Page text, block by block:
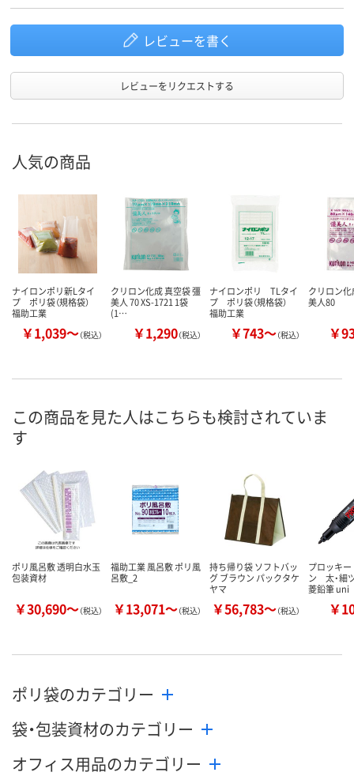
レビューを書く
レビューをリクエストする
人気の商品
ナイロンポリ新Lタイ
プ ポリ袋（規格袋）
福助工業
￥1,039～（税込）
クリロン化成 真空袋 彊
美人 70 XS-1721 1袋
(1…
￥1,290（税込）
ナイロンポリ TLタイ
プ ポリ袋（規格袋）
福助工業
￥743～（税込）
クリロン
美人80
￥
この商品を見た人はこちらも検討されていま
す
ポリ風呂敷 透明白水玉
包装資材
￥30,690～（税込）
福助工業 風呂敷 ポリ風
呂敷_2
￥13,071～（税込）
持ち帰り袋 ソフトバッ
グ ブラウン パックタケ
ヤマ
￥56,783～（税込）
プロッキ
ン 太・細
菱鉛筆 uni
￥
ポリ袋のカテゴリー
袋・包装資材のカテゴリー
オフィス用品のカテゴリー